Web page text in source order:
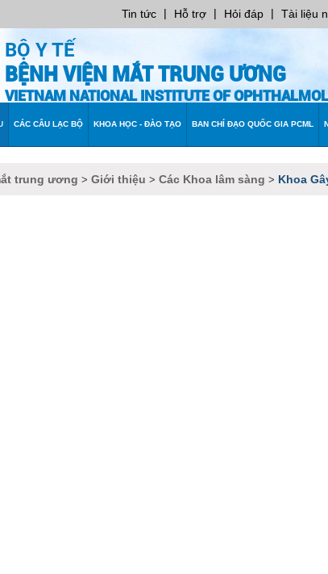
Tin tức | Hỗ trợ | Hỏi đáp | Tài liệu
BỘ Y TẾ
BỆNH VIỆN MẮT TRUNG ƯƠNG
VIETNAM NATIONAL INSTITUTE OF
CÁC CÂU LẠC BỘ KHOA HỌC - ĐÀO TẠO BAN CHỈ ĐẠO QUỐC GIA PCML
trung ương > Giới thiệu > Các Khoa lâm sàng > Khoa